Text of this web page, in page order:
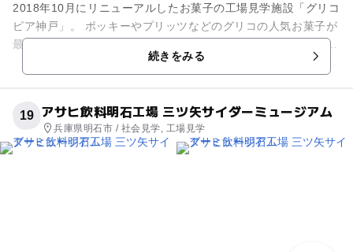
2018年10月にリニューアルしたお菓子の工場見学施設「グリコ
ピア神戸」。 ポッキーやプリッツなどのグリコの人気お菓子が
最新鋭の設備で製造される様子を見学できます。 また、創業時
続きをみる
19 アサヒ飲料明石工場 三ツ矢サイダーミュージアム
兵庫県明石市 / 社会見学, 工場見学